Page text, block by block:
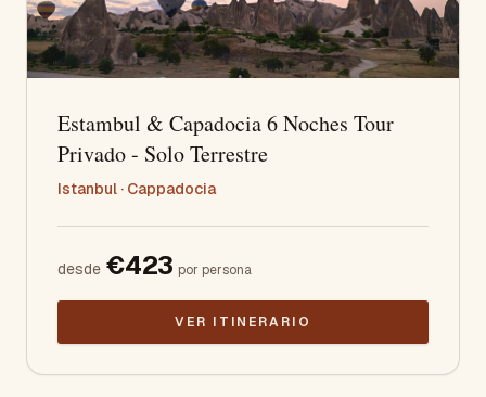
Estambul & Capadocia 6 Noches Tour
Privado - Solo Terrestre
Istanbul · Cappadocia
desde €423 por persona
VER ITINERARIO